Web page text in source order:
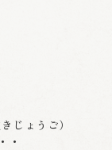
きじょうご）
・